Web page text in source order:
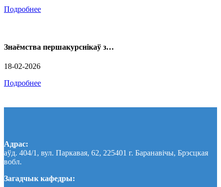
Подробнее
Знаёмства першакурснікаў з…
18-02-2026
Подробнее
Адрас:
аўд. 404/1, вул. Паркавая, 62, 225401 г. Баранавічы, Брэсцкая
вобл.
Загадчык кафедры: